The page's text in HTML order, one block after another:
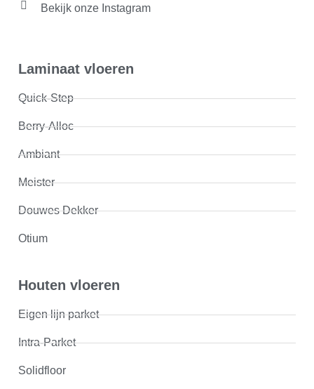
Bekijk onze Instagram
Laminaat vloeren
Quick-Step
Berry-Alloc
Ambiant
Meister
Douwes Dekker
Otium
Houten vloeren
Eigen lijn parket
Intra-Parket
Solidfloor